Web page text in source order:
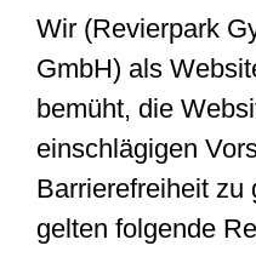
News
Shop
Wir (Revierpark
GmbH) als
bemüht, die
einschlägigen
Barrierefreiheit zu
gelten folgende